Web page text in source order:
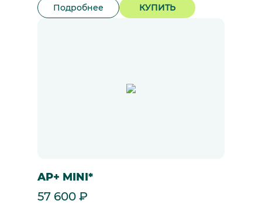
Подробнее КУПИТЬ
AP+ MINI*
57 600 ₽